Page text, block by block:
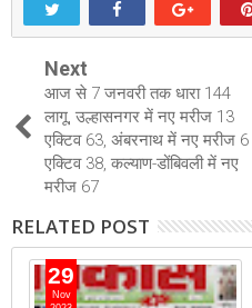
Next
आज से 7 जनवरी तक धारा 144
लागू, उल्हासनगर में नए मरीज 13
एक्टिव 63, अंबरनाथ में नए मरीज 6
एक्टिव 38, कल्याण-डोंबिवली में नए
मरीज 67
RELATED POST
29
Nov